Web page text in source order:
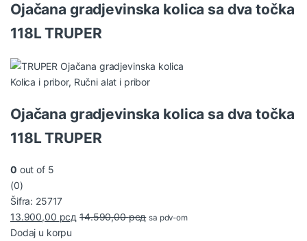
Ojačana gradjevinska kolica sa dva točka
118L TRUPER
Kolica i pribor, Ručni alat i pribor
Ojačana gradjevinska kolica sa dva točka
118L TRUPER
0 out of 5
(0)
Šifra: 25717
13.900,00 рсд 14.590,00рсд sa pdv-om
Dodaj u korpu